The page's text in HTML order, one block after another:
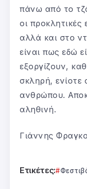
πάνω από το
οι προκλητικές
αλλά και στο
είναι πως εδώ
εξοργίζουν,
σκληρή, ενίοτε
ανθρώπου.
αληθινή.
Γιάννης
Ετικέτες: